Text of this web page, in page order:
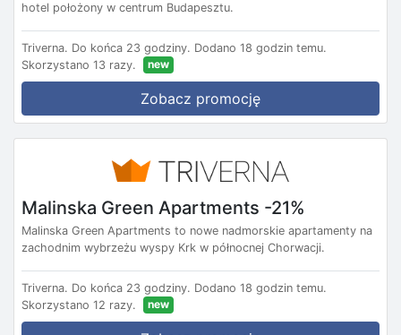
hotel położony w centrum Budapesztu.
Triverna. Do końca 23 godziny. Dodano 18 godzin temu.
Skorzystano 13 razy.
new
Zobacz promocję
Malinska Green Apartments -21%
Malinska Green Apartments to nowe nadmorskie apartamenty na
zachodnim wybrzeżu wyspy Krk w północnej Chorwacji.
Triverna. Do końca 23 godziny. Dodano 18 godzin temu.
Skorzystano 12 razy.
new